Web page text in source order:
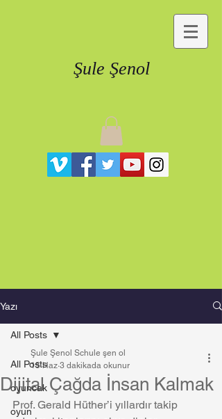
Şule Şenol
Yazı
All Posts
oyuncak
oyun
All Posts
Dijital Çağda İnsan Kalmak
Şule Şenol Schule şen ol
15 Haz 3 dakikada okunur
Prof. Gerald Hüther’i yıllardır takip